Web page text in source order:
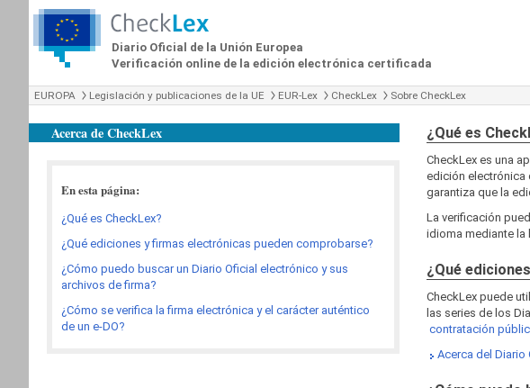
Diario Oficial de la Unión Europea
Verificación online de la edición electrónica certificada
EUROPA Legislación y publicaciones de la UE EUR-Lex CheckLex Sobre CheckLex
Acerca de CheckLex
En esta página:
¿Qué es CheckLex?
¿Qué ediciones y firmas electrónicas pueden comprobarse?
¿Cómo puedo buscar un Diario Oficial electrónico y sus
archivos de firma?
¿Cómo se verifica la firma electrónica y el carácter auténtico
de un e-DO?
¿Qué es
CheckLex es una
edición electrónica
garantiza que la
La verificación
idioma mediante la
¿Qué
CheckLex puede
las series de los
contratación
Acerca del Diario